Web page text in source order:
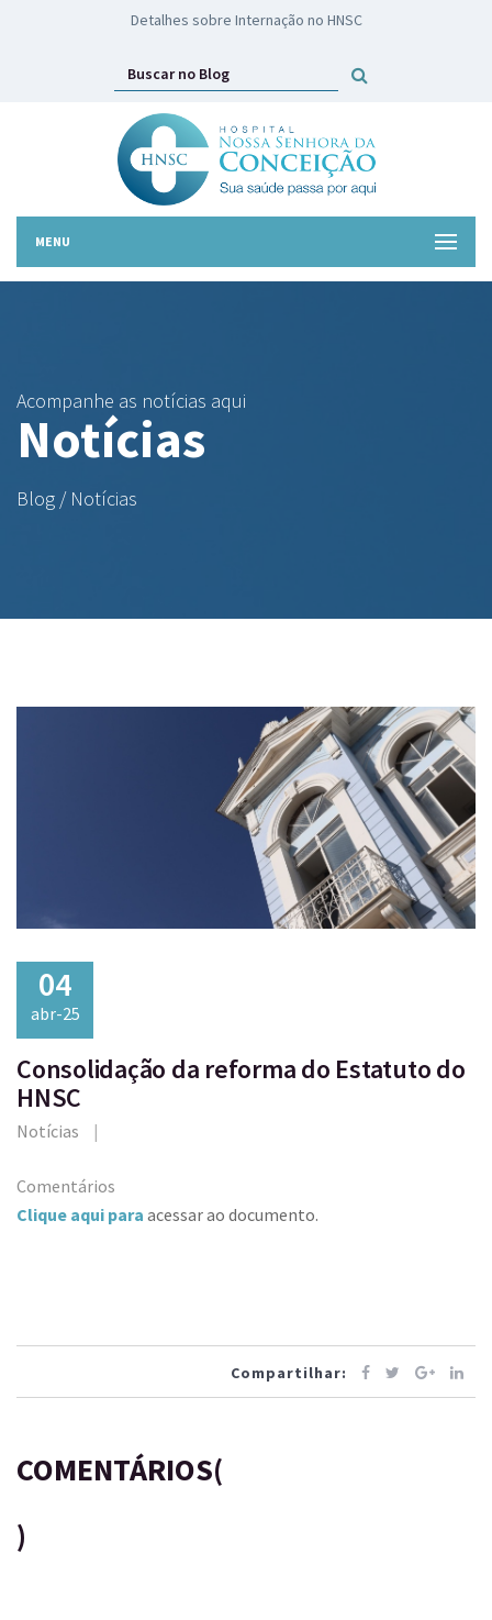
HNSC lança campanha Troco Solidário
MENU
Acompanhe as notícias aqui
Notícias
Blog / Notícias
04
abr-25
Consolidação da reforma do Estatuto do
HNSC
Notícias
Comentários
Clique aqui para acessar ao documento.
Compartilhar:
COMENTÁRIOS(
)